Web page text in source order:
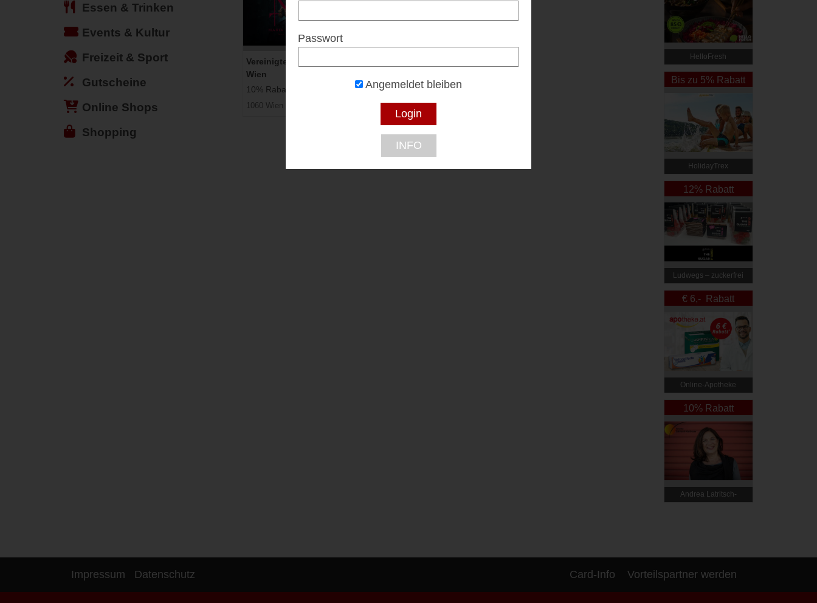
Essen & Trinken
Events & Kultur
Freizeit & Sport
Gutscheine
Online Shops
Shopping
Vereinigte Bühnen
Wien
10% Rabatt...
1060 Wien
HelloFresh
Bis zu 5% Rabatt
HolidayTrex
12% Rabatt
Ludwegs – zuckerfrei
leben
€ 6,- Rabatt
Online‑Apotheke
10% Rabatt
Andrea Latritsch-
Karlbauer
Impressum Datenschutz Card-Info Vorteilspartner werden
Passwort
Angemeldet bleiben
INFO